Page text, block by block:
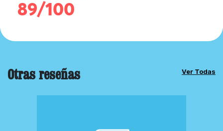
89/100
Otras reseñas Ver Todas